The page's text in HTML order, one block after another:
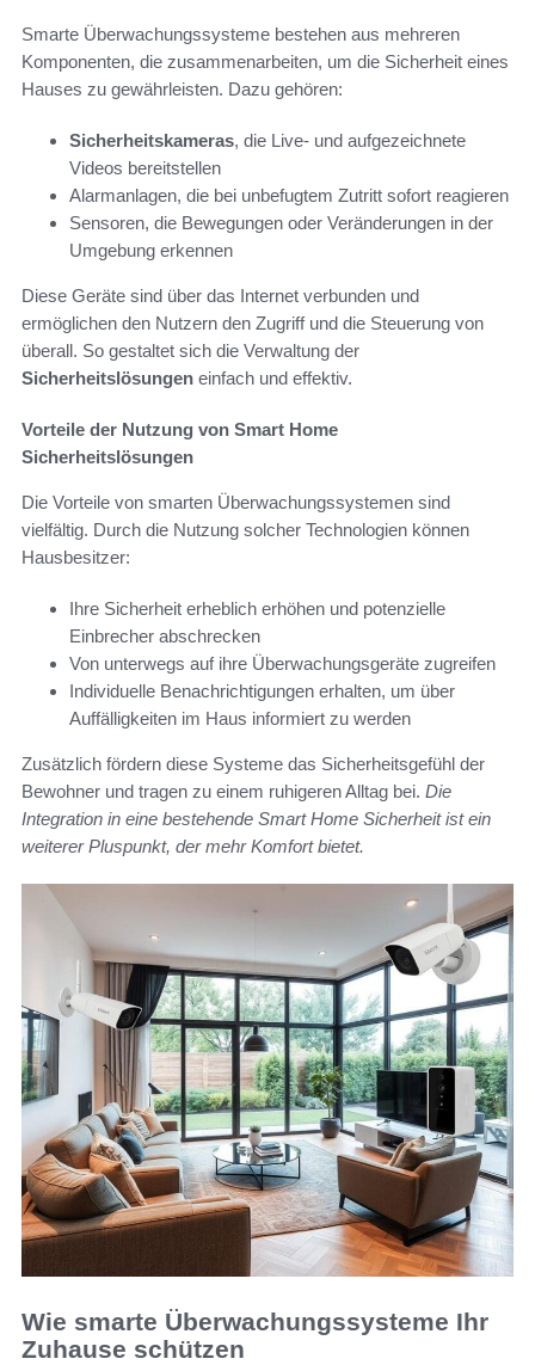
Smarte Überwachungssysteme bestehen aus mehreren
Komponenten, die zusammenarbeiten, um die Sicherheit eines
Hauses zu gewährleisten. Dazu gehören:
Sicherheitskameras, die Live- und aufgezeichnete
Videos bereitstellen
Alarmanlagen, die bei unbefugtem Zutritt sofort reagieren
Sensoren, die Bewegungen oder Veränderungen in der
Umgebung erkennen
Diese Geräte sind über das Internet verbunden und
ermöglichen den Nutzern den Zugriff und die Steuerung von
überall. So gestaltet sich die Verwaltung der
Sicherheitslösungen einfach und effektiv.
Vorteile der Nutzung von Smart Home
Sicherheitslösungen
Die Vorteile von smarten Überwachungssystemen sind
vielfältig. Durch die Nutzung solcher Technologien können
Hausbesitzer:
Ihre Sicherheit erheblich erhöhen und potenzielle
Einbrecher abschrecken
Von unterwegs auf ihre Überwachungsgeräte zugreifen
Individuelle Benachrichtigungen erhalten, um über
Auffälligkeiten im Haus informiert zu werden
Zusätzlich fördern diese Systeme das Sicherheitsgefühl der
Bewohner und tragen zu einem ruhigeren Alltag bei. Die
Integration in eine bestehende Smart Home Sicherheit ist ein
weiterer Pluspunkt, der mehr Komfort bietet.
Wie smarte Überwachungssysteme Ihr
Zuhause schützen